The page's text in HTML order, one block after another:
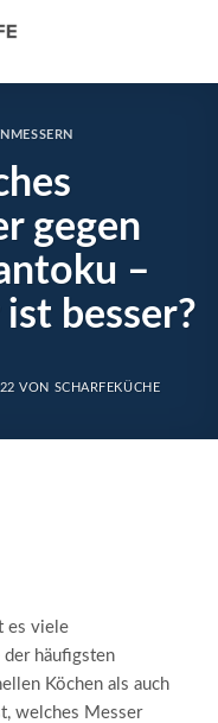
gegen
–
besser?
VON SCHARFEKÜCHE
es viele
der häufigsten
Köchen als auch
welches Messer